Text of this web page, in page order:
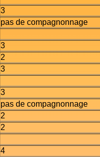
3
pas de compagnonnage
3
2
3
3
pas de compagnonnage
2
2
4